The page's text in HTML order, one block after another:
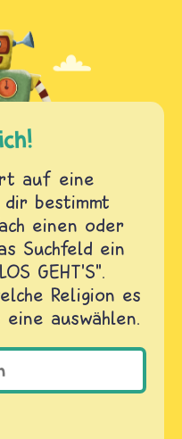
auf eine
dir bestimmt
einen oder
Suchfeld ein
GEHT'S".
Religion es
auswählen.